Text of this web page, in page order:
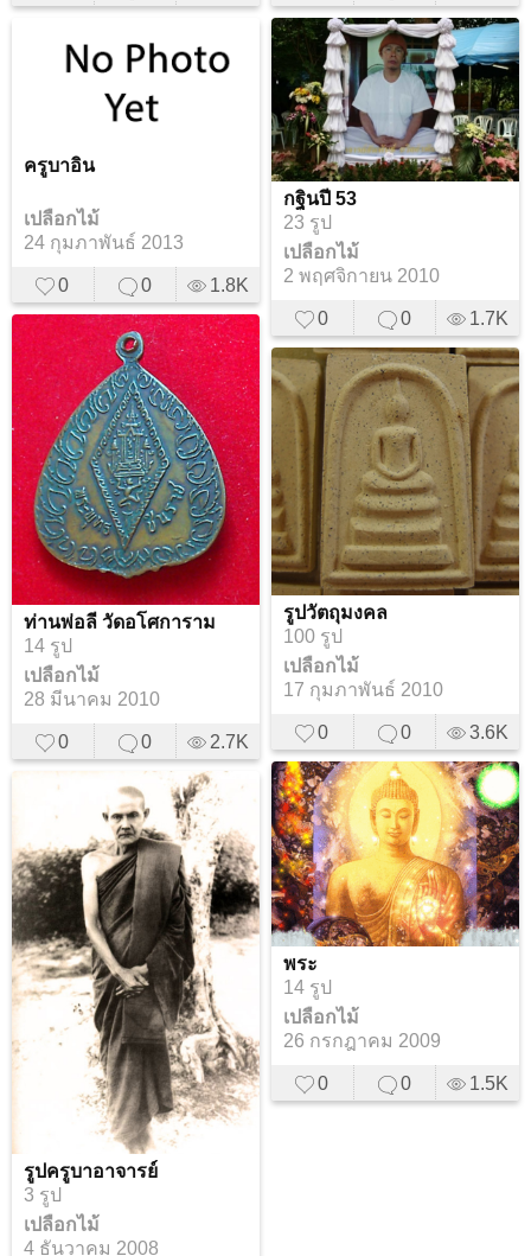
ครูบาอิน
เปลือกไม้
24 กุมภาพันธ์ 2013
0 0 1.8K
กฐินปี 53
23 รูป
เปลือกไม้
2 พฤศจิกายน 2010
0 0 1.7K
ท่านพ่อลี วัดอโศการาม
14 รูป
เปลือกไม้
28 มีนาคม 2010
0 0 2.7K
รูปวัตถุมงคล
100 รูป
เปลือกไม้
17 กุมภาพันธ์ 2010
0 0 3.6K
พระ
14 รูป
เปลือกไม้
26 กรกฎาคม 2009
0 0 1.5K
รูปครูบาอาจารย์
3 รูป
เปลือกไม้
4 ธันวาคม 2008